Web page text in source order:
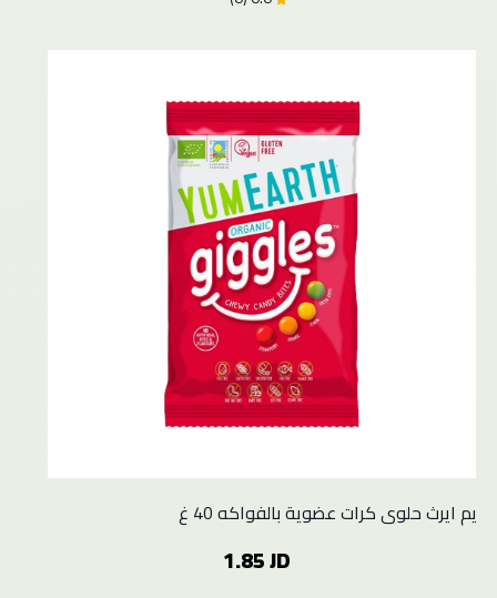
يم ايرث حلوى كرات عضوية بالفواكه 40 غ
1.85 JD